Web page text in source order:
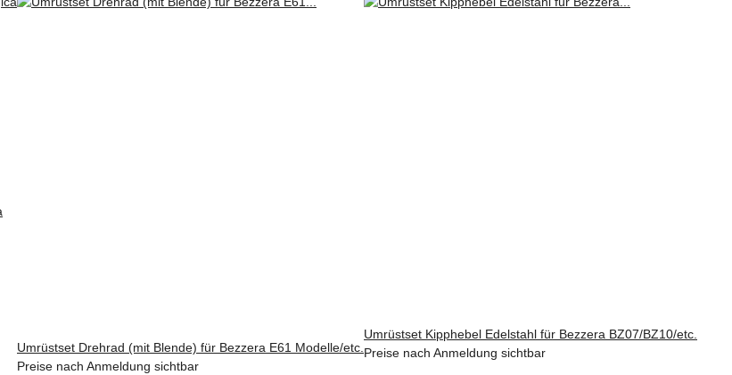
Umrüstset Drehrad (mit Blende) für Bezzera E61 Modelle/etc.
Preise nach Anmeldung sichtbar
Umrüstset Kipphebel Edelstahl für Bezzera BZ07/BZ10/etc.
Preise nach Anmeldung sichtbar